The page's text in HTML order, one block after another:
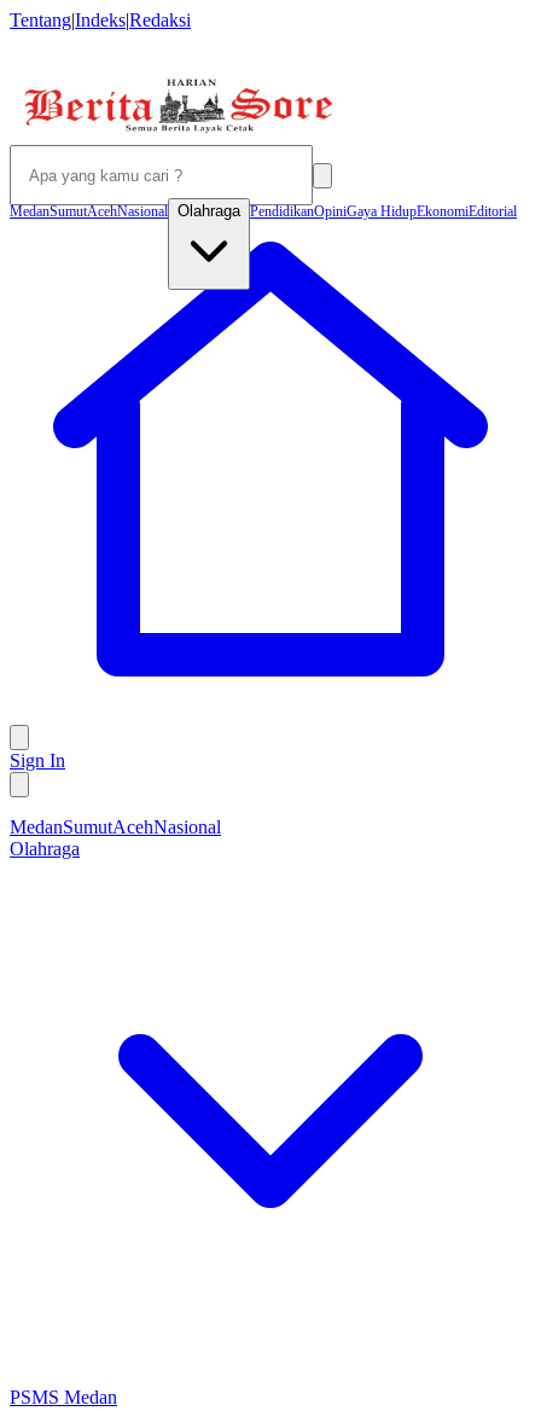
Tentang|Indeks|Redaksi
MedanSumutAcehNasional Olahraga PendidikanOpiniGaya HidupEkonomiEditorial
Sign In
MedanSumutAcehNasional
Olahraga
PSMS Medan